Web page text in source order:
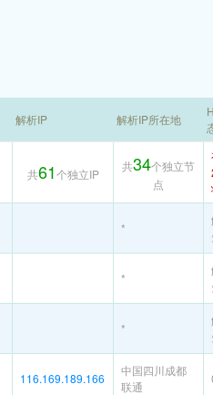
解析IP 解析IP所在地
共61个独立IP
共34个独立节
点
*
*
*
116.169.189.166
中国四川成都
联通